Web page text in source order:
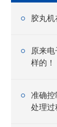
胶丸
原来
样的！
准确控
处理过